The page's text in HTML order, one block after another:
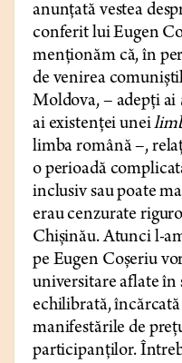
anunțată vestea
conferit lui Eugen
menționăm că, în
de venirea
Moldova, – adepți ai
ai existenței unei
limba română –,
o perioadă
inclusiv sau poate
erau cenzurate
Chișinău. Atunci l-
pe Eugen Coșeriu
universitare aflate în
echilibrată,
manifestările de
participanților.